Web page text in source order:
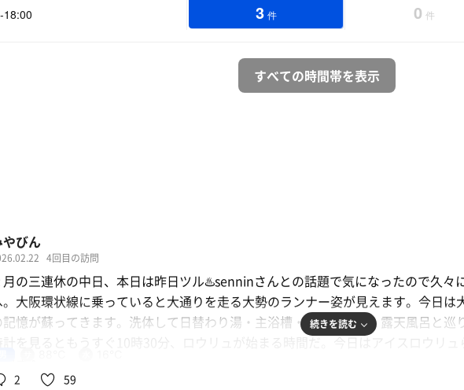
18:00 3 件 0 件
すべての時間帯を表示
やびん
4回目の訪問
月の三連休の中日、本日は昨日ツル♨️senninさんとの話題で気になったので久々
。大阪環状線に乗っていると大通りを走る大勢のランナー姿が見えます。今日
記憶が蘇ってきます。洗体して日替わり湯・主浴槽・露天炭酸泉・露天風呂と巡
時計を見るともうすぐ10時30分、ロウリュが始まる時間だ。今日はアイスロウリ
続きを読む
2 59